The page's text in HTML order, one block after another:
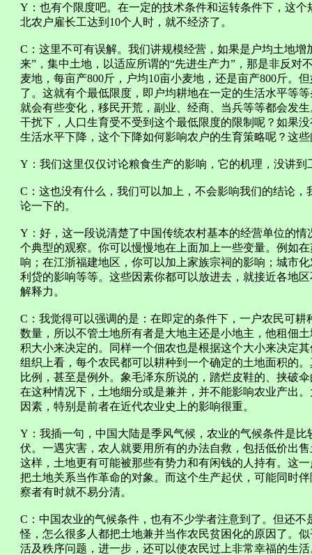
Y：也有个限度吧。在一定的技术条件和运转条件下，这
北农户雇长工达到10个人时，就不经济了。
C：这里不可有误解。我们讲规模经营，如果是户均土地
来”，集中土地，以适应所谓的“先进生产力”，那是非反对
麦地，每亩产800斤，户均10亩小麦地，还是亩产800斤。
了。这就有个最低限度，即户均耕地在一定的生活水平等
就会有些变化，移民开荒，副业、经商、当兵等等都会发
干扰下，人口生育受不受到这个最低限度的限制呢？如果
生活水平下降，这个下降如何影响农户的生育策略呢？这
Y：我们这里仅仅讨论粮食生产的影响，它的机理，没讲到
C：这也没有什么，我们可以加上，不会影响我们的结论
论一下的。
Y：好，这一段说清楚了中国传统农村基本的经营单位的
个典型的观察。你可以慢慢地在上面加上一些变量。例如
响；在江浙福建地区，你可以加上家族宗祠的影响；城市
利贷的影响等等。这些因素你都可以放进去，就接近各地
解释力。
C：我觉得可以强调的是：在即定的条件下，一户农民可
数量，所以不管土地所有者是大地主还是小地主，他租佃
积大小来决定的。同样一个佃农也是根据这个大小来决定
组织上看，每个农民都可以耕种到一个确定的土地面积的
比例，甚至是例外。象毛泽东所说的，踏烂皮鞋的、挟破
在这种情况下，土地细分或是兼并，并不能影响农业产出
因素，特别是前者在近代农业史上的影响很重。
Y：我插一句，中国大陆是季风气候，农业的气候条件是
伏。一遇灾害，农人就要用所有的办法自救，包括低价出
这样，土地更有可能被那些有势力和有闲钱的人持有。这
把土地关系当作革命的对象。而这个生产起伏，可能同时
察者有时就不易分清。
C：中国农业的气候条件，也有不少学者注意到了。但还
怪，怎么很多人都把土地兼并当作农民贫困化的原因了。
活及秩序问题，进一步，还可以使农民过上非常幸福的生活